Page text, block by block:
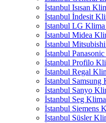
İstanbul Isısan
İstanbul İndesit
İstanbul LG Klima
İstanbul Midea
İstanbul
İstanbul
İstanbul Profilo
İstanbul Regal
İstanbul Samsung
İstanbul Sanyo
İstanbul Seg
İstanbul Siemens
İstanbul Süsler